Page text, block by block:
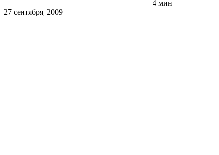
4 мин
27 сентября, 2009